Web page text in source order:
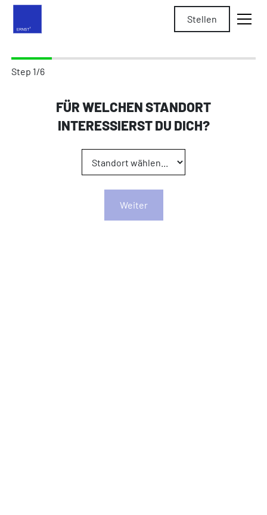
Stellen
Step 1/6
FÜR WELCHEN STANDORT
INTERESSIERST DU DICH?
Weiter